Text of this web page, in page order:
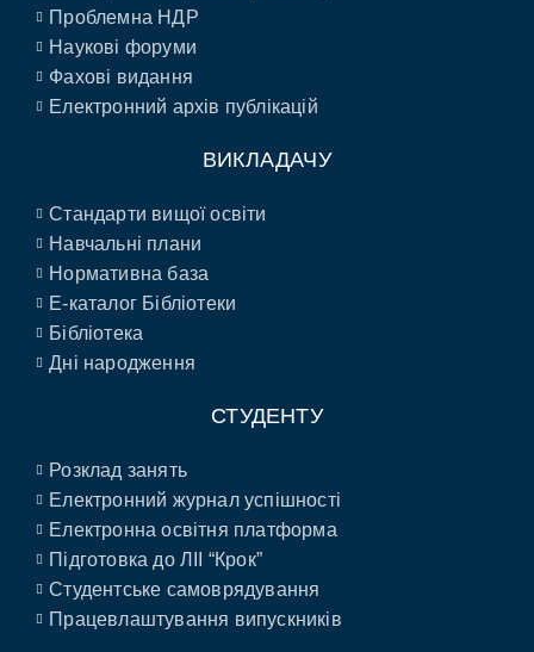
Проблемна НДР
Наукові форуми
Фахові видання
Електронний архів публікацій
ВИКЛАДАЧУ
Стандарти вищої освіти
Навчальні плани
Нормативна база
E-каталог Бібліотеки
Бібліотека
Дні народження
СТУДЕНТУ
Розклад занять
Електронний журнал успішності
Електронна освітня платформа
Підготовка до ЛІІ “Крок”
Студентське самоврядування
Працевлаштування випускників